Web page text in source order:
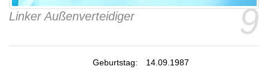
9
Linker Außenverteidiger
Geburtstag:
14.09.1987